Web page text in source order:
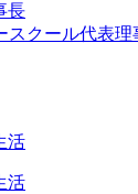
長
スクール代表理
活
活